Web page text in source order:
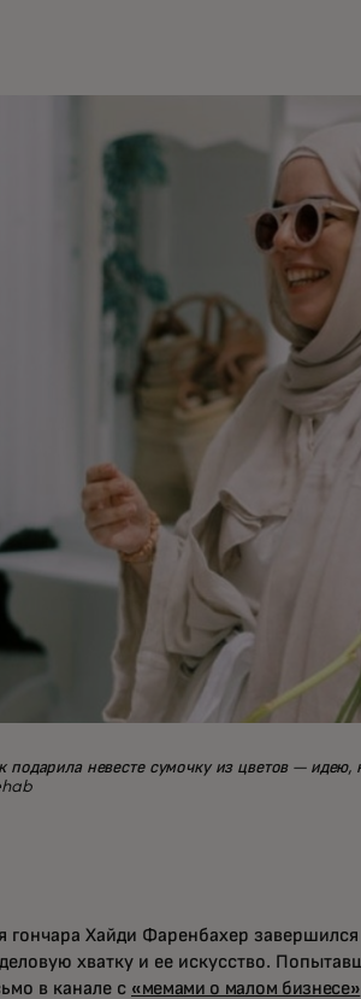
подарила невесте сумочку из цветов —
гончара Хайди Фаренбахер
хватку и ее искусство.
в канале с «мемами о малом бизнесе»